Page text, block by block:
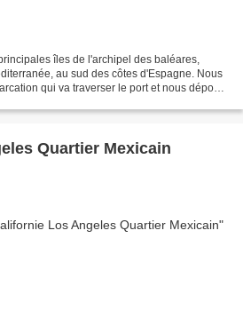
îles de l'archipel des baléares,
au sud des côtes d'Espagne. Nous
qui va traverser le port et nous déposer
Quartier Mexicain